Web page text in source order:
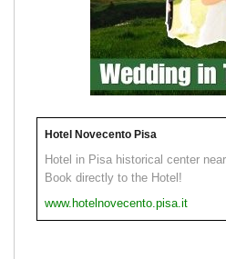
Hotel Novecento Pisa
Hotel in Pisa historical center
Book directly to the Hotel!
www.hotelnovecento.pisa.it